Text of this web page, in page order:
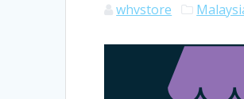
whvstore